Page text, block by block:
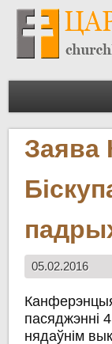
Заява
05.02.2016
пасяджэнні
нядаўнім